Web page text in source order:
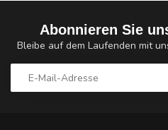
Abonnieren Sie
Bleibe auf dem Laufenden mit